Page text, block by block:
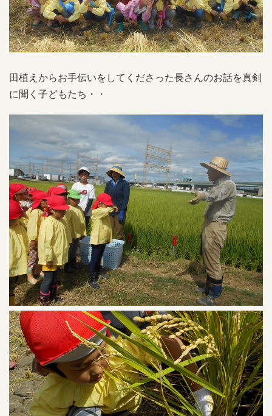
田植えからお手伝いをしてくださった長さんのお話を真剣
に聞く子どもたち・・